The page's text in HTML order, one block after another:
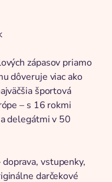
zápasov priamo
dôveruje viac ako
športová
– s 16 rokmi
delegátmi v 50
vstupenky,
darčekové